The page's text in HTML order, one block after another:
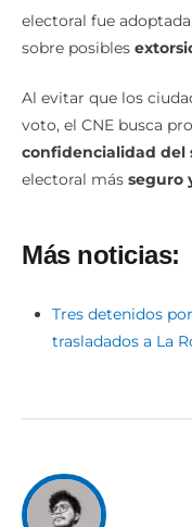
electoral fue
sobre posibles
Al evitar que los
voto, el CNE busca
confidencialidad del
electoral más seguro
Más noticias:
Tres detenidos
trasladados a La